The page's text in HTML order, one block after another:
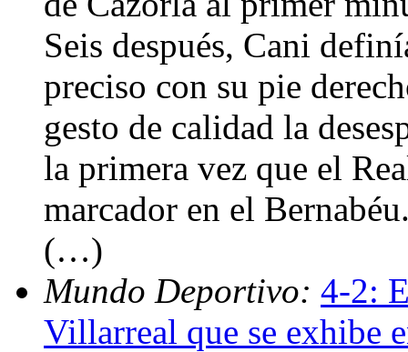
Seis después, Cani
preciso con su pie
gesto de calidad la
la primera vez que el
marcador en el
(…)
Mundo Deportivo: 4-2:
Villarreal que se exhibe